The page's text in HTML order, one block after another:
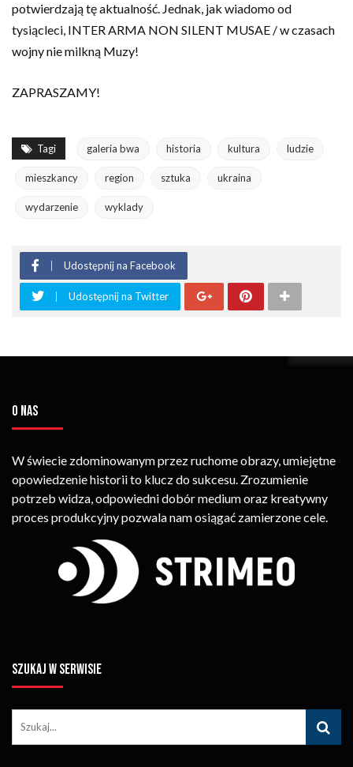
potwierdzają tę aktualność. Jednak, jak wiadomo od
tysiącleci, INTER ARMA NON SILENT MUSAE / w czasach
wojny nie milkną Muzy!
ZAPRASZAMY!
Tagi galeria bwa historia kultura ludzie
mieszkancy region sztuka ukraina
wydarzenie wyklady
Udostępnij na Facebook
Udostępnij na Twitter
O NAS
W świecie zdominowanym przez ruchome obrazy, umiejętne
opowiedzenie historii to klucz do sukcesu. Zrozumienie
potrzeb widza, odpowiedni dobór medium oraz kreatywny
proces produkcyjny pozwala nam osiągać zamierzone cele.
SZUKAJ W SERWISIE